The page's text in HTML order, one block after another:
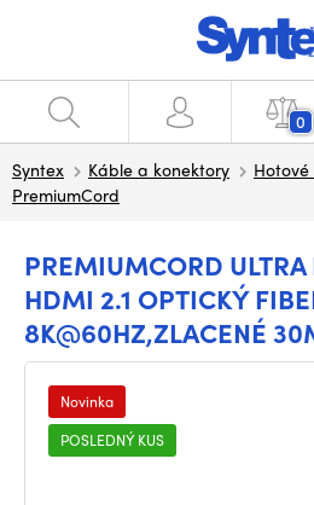
0
Syntex Káble a konektory
PremiumCord
PREMIUMCORD
HDMI 2.1 OPTICKÝ
8K@60HZ,ZLACENÉ
Novinka
POSLEDNÝ KUS